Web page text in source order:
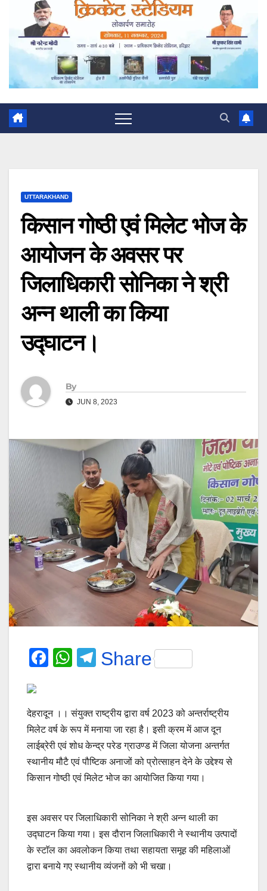
UTTARAKHAND
किसान गोष्ठी एवं मिलेट भोज के
आयोजन के अवसर पर
जिलाधिकारी सोनिका ने श्री
अन्न थाली का किया
उद्घाटन।
By
JUN 8, 2023
F
e
b
o
o
W
s
A
p
p
T
gr
a
m
Share
देहरादून ।। संयुक्त राष्ट्रीय द्वारा वर्ष 2023 को अन्तर्राष्ट्रीय
मिलेट वर्ष के रूप में मनाया जा रहा है। इसी क्रम में आज दून
लाईब्रेरी एवं शोध केन्द्र परेड ग्राउण्ड में जिला योजना अन्तर्गत
स्थानीय मौटै एवं पौष्टिक अनाजों को प्रोत्साहन देने के उद्देश्य से
किसान गोष्ठी एवं मिलेट भोज का आयोजित किया गया।
इस अवसर पर जिलाधिकारी सोनिका ने श्री अन्न थाली का
उद्घाटन किया गया। इस दौरान जिलाधिकारी ने स्थानीय उत्पादों
के स्टाॅल का अवलोकन किया तथा सहायता समूह की महिलाओं
द्वारा बनाये गए स्थानीय व्यंजनों को भी चखा।